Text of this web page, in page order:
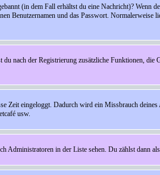
(in dem Fall erhältst du eine Nachricht)? Wenn
Benutzernamen und das Passwort.
nach der Registrierung zusätzliche Funktionen,
Zeit eingeloggt. Dadurch wird ein Missbrauch
usw.
Administratoren in der Liste sehen. Du zählst dann